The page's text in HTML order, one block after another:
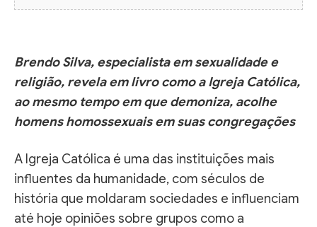
Brendo Silva, especialista em sexualidade e
religião, revela em livro como a Igreja Católica,
ao mesmo tempo em que demoniza, acolhe
homens homossexuais em suas congregações
A Igreja Católica é uma das instituições mais
influentes da humanidade, com séculos de
história que moldaram sociedades e influenciam
até hoje opiniões sobre grupos como a